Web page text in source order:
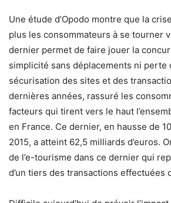
Une étude d’Opodo montre que la
plus les consommateurs à se tourner
dernier permet de faire jouer la
simplicité sans déplacements ni perte
sécurisation des sites et des
dernières années, rassuré les
facteurs qui tirent vers le haut
en France. Ce dernier, en hausse de
2015, a atteint 62,5 milliards d’euros.
de l’e-tourisme dans ce dernier qui
d’un tiers des transactions effectuées